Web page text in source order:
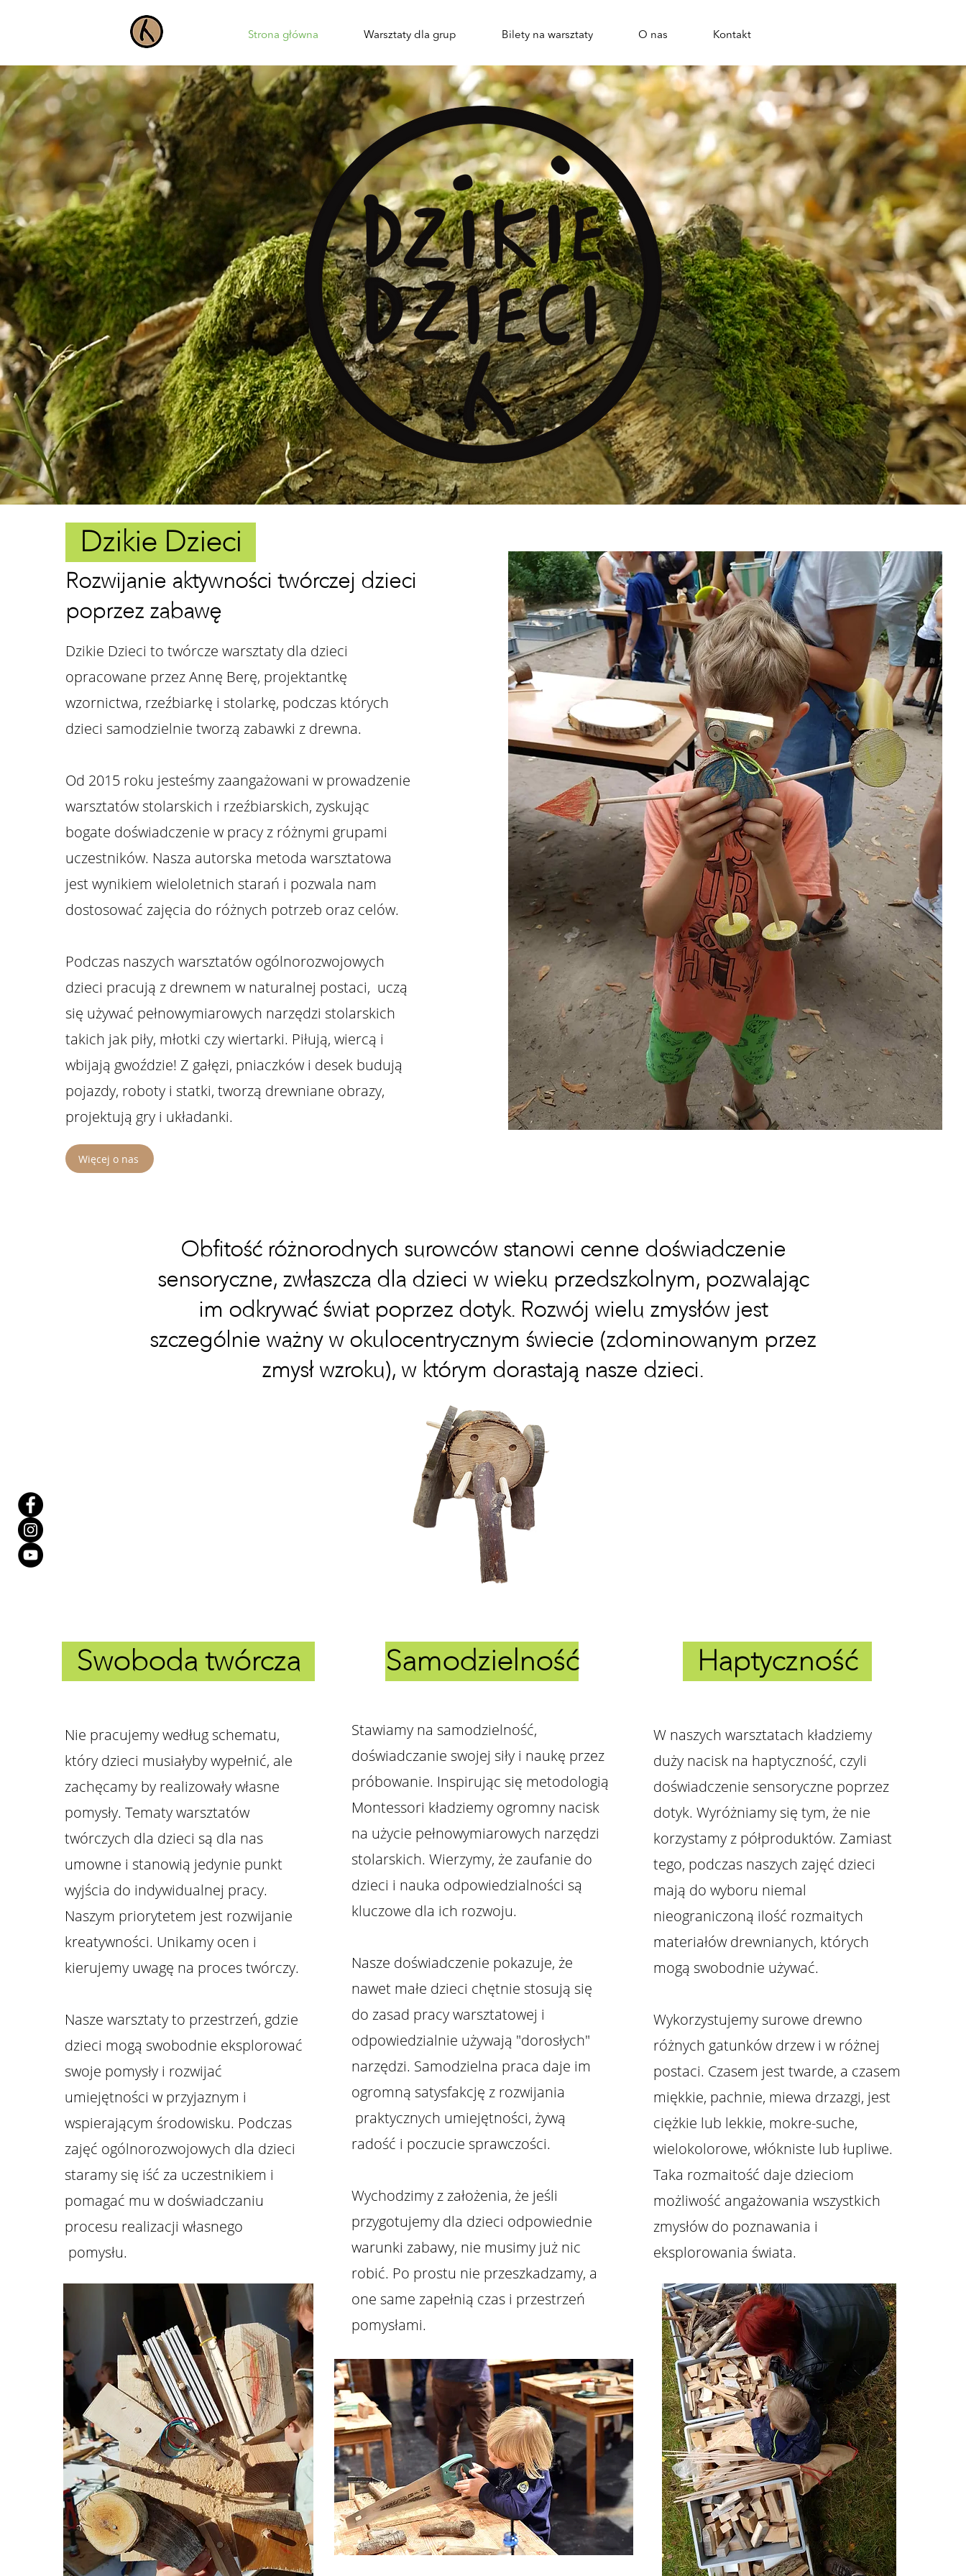
Strona główna Warsztaty dla grup Bilety na warsztaty O nas Kontakt
Dzikie Dzieci
Rozwijanie aktywności twórczej dzieci
poprzez zabawę
Dzikie Dzieci to twórcze warsztaty dla dzieci
opracowane przez Annę Berę, projektantkę
wzornictwa, rzeźbiarkę i stolarkę, podczas których
dzieci samodzielnie tworzą zabawki z drewna.
Od 2015 roku jesteśmy zaangażowani w prowadzenie
warsztatów stolarskich i rzeźbiarskich, zyskując
bogate doświadczenie w pracy z różnymi grupami
uczestników. Nasza autorska metoda warsztatowa
jest wynikiem wieloletnich starań i pozwala nam
dostosować zajęcia do różnych potrzeb oraz celów.
Podczas naszych warsztatów ogólnorozwojowych
dzieci pracują z drewnem w naturalnej postaci, uczą
się używać pełnowymiarowych narzędzi stolarskich
takich jak piły, młotki czy wiertarki. Piłują, wiercą i
wbijają gwoździe! Z gałęzi, pniaczków i desek budują
pojazdy, roboty i statki, tworzą drewniane obrazy,
projektują gry i układanki.
Więcej o nas
Obfitość różnorodnych surowców stanowi cenne doświadczenie
sensoryczne, zwłaszcza dla dzieci w wieku przedszkolnym, pozwalając
im odkrywać świat poprzez dotyk. Rozwój wielu zmysłów jest
szczególnie ważny w okulocentrycznym świecie (zdominowanym przez
zmysł wzroku), w którym dorastają nasze dzieci.
Swoboda twórcza
Nie pracujemy według schematu,
który dzieci musiałyby wypełnić, ale
zachęcamy by realizowały własne
pomysły.​ Tematy warsztatów
twórczych dla dzieci są dla nas
umowne i stanowią jedynie punkt
wyjścia do indywidualnej pracy.
Naszym priorytetem jest rozwijanie
kreatywności. Unikamy ocen i
kierujemy uwagę na proces twórczy.
Nasze warsztaty to przestrzeń, gdzie
dzieci mogą swobodnie eksplorować
swoje pomysły i rozwijać
umiejętności w przyjaznym i
wspierającym środowisku. Podczas
zajęć ogólnorozwojowych dla dzieci
staramy się iść za uczestnikiem i
pomagać mu w doświadczaniu
procesu realizacji własnego
pomysłu.
Samodzielność
Stawiamy na samodzielność,
doświadczanie swojej siły i naukę przez
próbowanie. Inspirując się metodologią
Montessori kładziemy ogromny nacisk
na użycie pełnowymiarowych narzędzi
stolarskich. Wierzymy, że zaufanie do
dzieci i nauka odpowiedzialności są
kluczowe dla ich rozwoju.
Nasze doświadczenie pokazuje, że
nawet małe dzieci chętnie stosują się
do zasad pracy warsztatowej i
odpowiedzialnie używają "dorosłych"
narzędzi. Samodzielna praca daje im
ogromną satysfakcję z rozwijania
praktycznych umiejętności, żywą
radość i poczucie sprawczości.
Wychodzimy z założenia, że jeśli
przygotujemy dla dzieci odpowiednie
warunki zabawy, nie musimy już nic
robić. Po prostu nie przeszkadzamy, a
one same zapełnią czas i przestrzeń
pomysłami.
Haptyczność
W naszych warsztatach kładziemy
duży nacisk na haptyczność, czyli
doświadczenie sensoryczne poprzez
dotyk. Wyróżniamy się tym, że nie
korzystamy z półproduktów. Zamiast
tego, podczas naszych zajęć dzieci
mają do wyboru niemal
nieograniczoną ilość rozmaitych
materiałów drewnianych, których
mogą swobodnie używać.
Wykorzystujemy surowe drewno
różnych gatunków drzew i w różnej
postaci. Czasem jest twarde, a czasem
miękkie, pachnie, miewa drzazgi, jest
ciężkie lub lekkie, mokre-suche,
wielokolorowe, włókniste lub łupliwe.
Taka rozmaitość daje dzieciom
możliwość angażowania wszystkich
zmysłów do poznawania i
eksplorowania świata.